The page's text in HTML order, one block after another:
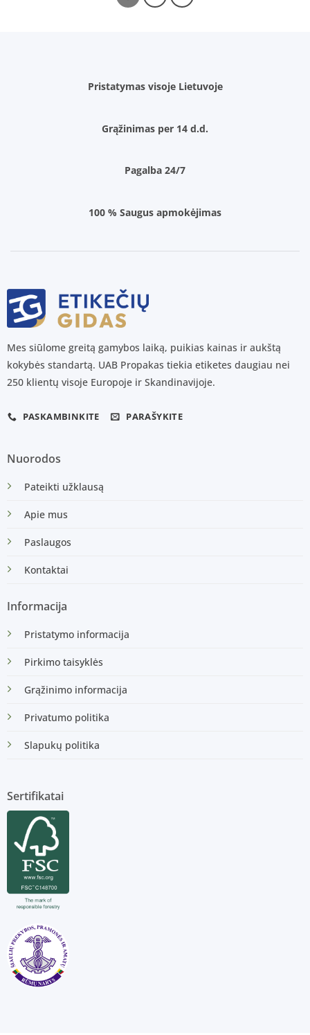
Pristatymas visoje Lietuvoje
Grąžinimas per 14 d.d.
Pagalba 24/7
100 % Saugus apmokėjimas
Mes siūlome greitą gamybos laiką, puikias kainas ir aukštą
kokybės standartą. UAB Propakas tiekia etiketes daugiau nei
250 klientų visoje Europoje ir Skandinavijoje.
PASKAMBINKITE PARAŠYKITE
Nuorodos
Pateikti užklausą
Apie mus
Paslaugos
Kontaktai
Informacija
Pristatymo informacija
Pirkimo taisyklės
Grąžinimo informacija
Privatumo politika
Slapukų politika
Sertifikatai